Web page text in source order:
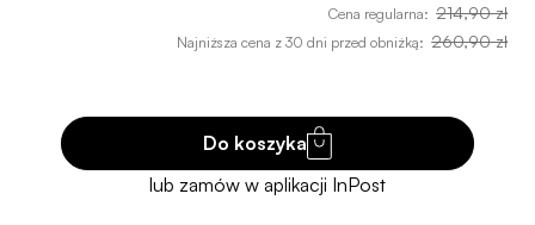
Cena regularna: 214,90 zł
Najniższa cena z 30 dni przed obniżką: 260,90 zł
Do koszyka